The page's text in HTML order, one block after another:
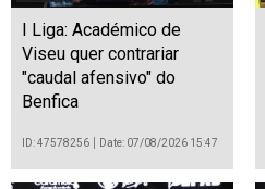
I Liga: Académico de
Viseu quer contrariar
"caudal afensivo" do
Benfica
ID: 47578256 Date: 07/08/2026 15:47